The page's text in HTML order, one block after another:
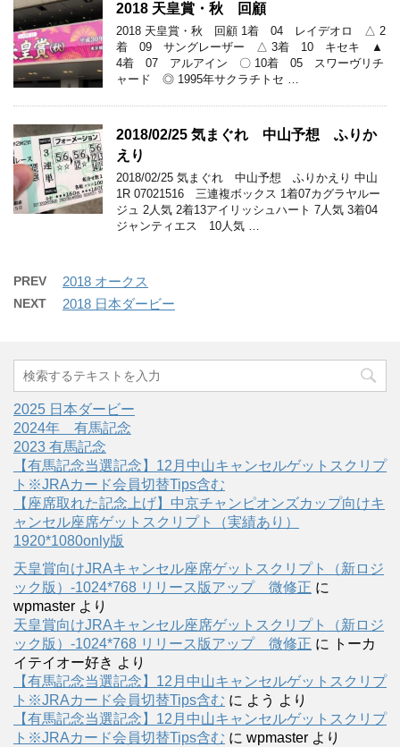
2018 天皇賞・秋 回顧
2018 天皇賞・秋 回顧 1着 04 レイデオロ △ 2
着 09 サングレーザー △ 3着 10 キセキ ▲
4着 07 アルアイン 〇 10着 05 スワーヴリチ
ャード ◎ 1995年サクラチトセ …
2018/02/25 気まぐれ 中山予想 ふりか
えり
2018/02/25 気まぐれ 中山予想 ふりかえり 中山
1R 07021516 三連複ボックス 1着07カグラヤルー
ジュ 2人気 2着13アイリッシュハート 7人気 3着04
ジャンティエス 10人気 …
PREV 2018 オークス
NEXT 2018 日本ダービー
2025 日本ダービー
2024年 有馬記念
2023 有馬記念
【有馬記念当選記念】12月中山キャンセルゲットスクリプ
ト※JRAカード会員切替Tips含む
【座席取れた記念上げ】中京チャンピオンズカップ向けキ
ャンセル座席ゲットスクリプト（実績あり）
1920*1080only版
天皇賞向けJRAキャンセル座席ゲットスクリプト（新ロジ
ック版）-1024*768 リリース版アップ 微修正 に
wpmaster より
天皇賞向けJRAキャンセル座席ゲットスクリプト（新ロジ
ック版）-1024*768 リリース版アップ 微修正 に
トーカ
イテイオー好き より
【有馬記念当選記念】12月中山キャンセルゲットスクリプ
ト※JRAカード会員切替Tips含む に よう より
【有馬記念当選記念】12月中山キャンセルゲットスクリプ
ト※JRAカード会員切替Tips含む に wpmaster より